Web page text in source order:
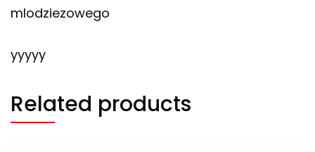
mlodziezowego
yyyyy
Related products